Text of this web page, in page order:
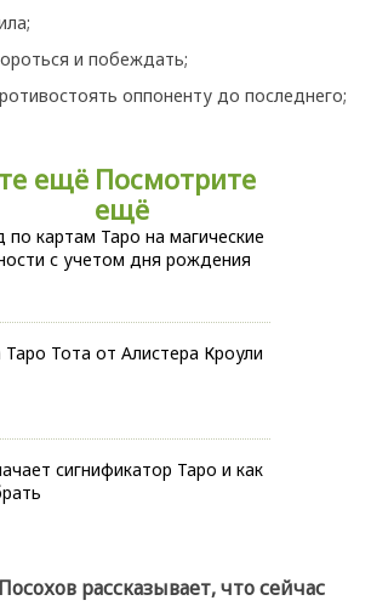
и побеждать;
оппоненту до последнего;
Посмотрите
ещё
по картам Таро на магические
с учетом дня рождения
Тота от Алистера Кроули
сигнификатор Таро и как
рассказывает, что сейчас